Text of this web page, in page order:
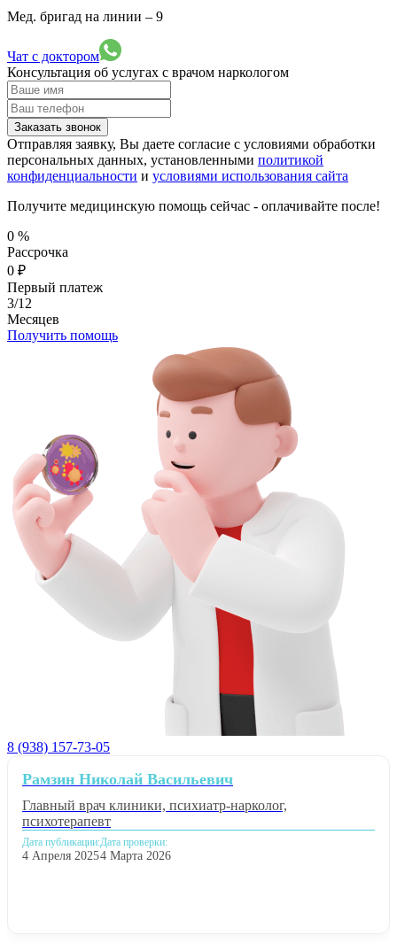
Мед. бригад на линии – 9
Чат с доктором
Консультация об услугах с врачом наркологом
Заказать звонок
Отправляя заявку, Вы даете согласие с условиями обработки
персональных данных, установленными политикой
конфиденциальности и условиями использования сайта
Получите медицинскую помощь сейчас - оплачивайте после!
0 %
Рассрочка
0 ₽
Первый платеж
3/12
Месяцев
Получить помощь
8 (938) 157-73-05
Рамзин Николай Васильевич
Главный врач клиники, психиатр-нарколог,
психотерапевт
Дата публикации:
4 Апреля 2025
Дата проверки:
4 Марта 2026